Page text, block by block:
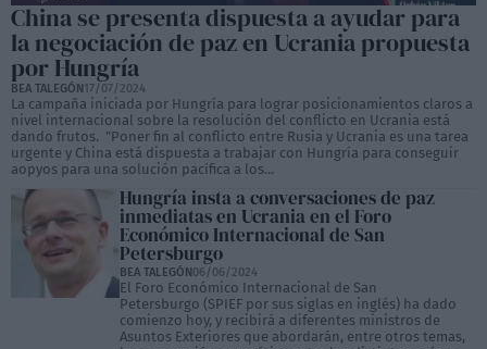
China se presenta dispuesta a ayudar para
la negociación de paz en Ucrania propuesta
por Hungría
BEA TALEGÓN17/07/2024
La campaña iniciada por Hungría para lograr posicionamientos claros a
nivel internacional sobre la resolución del conflicto en Ucrania está
dando frutos. "Poner fin al conflicto entre Rusia y Ucrania es una tarea
urgente y China está dispuesta a trabajar con Hungría para conseguir
aopyos para una solución pacífica a los...
Hungría insta a conversaciones de paz
inmediatas en Ucrania en el Foro
Económico Internacional de San
Petersburgo
BEA TALEGÓN06/06/2024
El Foro Económico Internacional de San
Petersburgo (SPIEF por sus siglas en inglés) ha dado
comienzo hoy, y recibirá a diferentes ministros de
Asuntos Exteriores que abordarán, entre otros temas,